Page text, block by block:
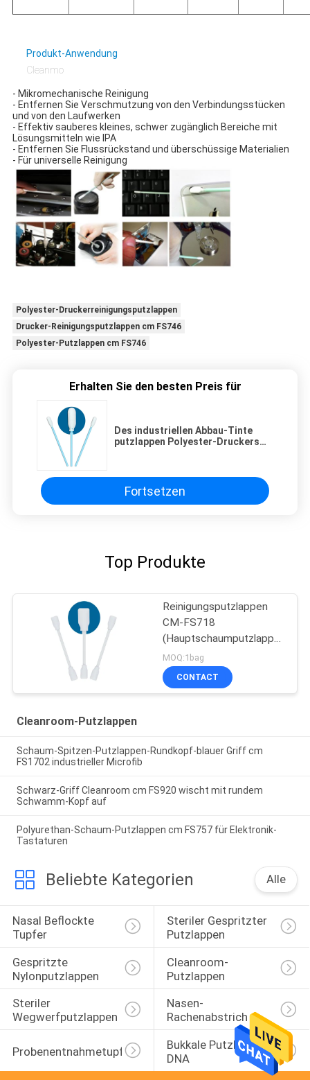
Produkt-Anwendung
Cleanmo
- Mikromechanische Reinigung
- Entfernen Sie Verschmutzung von den Verbindungsstücken
und von den Laufwerken
- Effektiv sauberes kleines, schwer zugänglich Bereiche mit
Lösungsmitteln wie IPA
- Entfernen Sie Flussrückstand und überschüssige Materialien
- Für universelle Reinigung
Polyester-Druckerreinigungsputzlappen
Drucker-Reinigungsputzlappen cm FS746
Polyester-Putzlappen cm FS746
Erhalten Sie den besten Preis für
Des industriellen Abbau-Tinte
putzlappen Polyester-Druckers
Fortsetzen
Top Produkte
Reinigungsputzlappen
CM-FS718
(Hauptschaumputzlappen
des doppelten
Rechtecks)
MOQ:1bag
CONTACT
Cleanroom-Putzlappen
Schaum-Spitzen-Putzlappen-Rundkopf-blauer Griff cm
FS1702 industrieller Microfib
Schwarz-Griff Cleanroom cm FS920 wischt mit rundem
Schwamm-Kopf auf
Polyurethan-Schaum-Putzlappen cm FS757 für Elektronik-
Tastaturen
Beliebte Kategorien Alle
Nasal Beflockte
Tupfer
Steriler Gespritzter
Putzlappen
Gespritzte
Nylonputzlappen
Cleanroom-
Putzlappen
Steriler
Wegwerfputzlappen
Nasen-
Rachenabstrich
Probenentnahmetupfer
Bukkale Putzlappen
DNA